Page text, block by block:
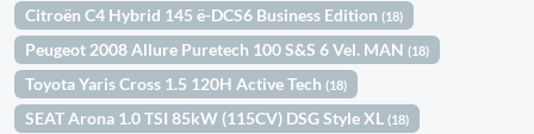
Citroën C4 Hybrid 145 ë-DCS6 Business Edition(18)
Peugeot 2008 Allure Puretech 100 S&S 6 Vel. MAN(18)
Toyota Yaris Cross 1.5 120H Active Tech(18)
SEAT Arona 1.0 TSI 85kW (115CV) DSG Style XL(18)